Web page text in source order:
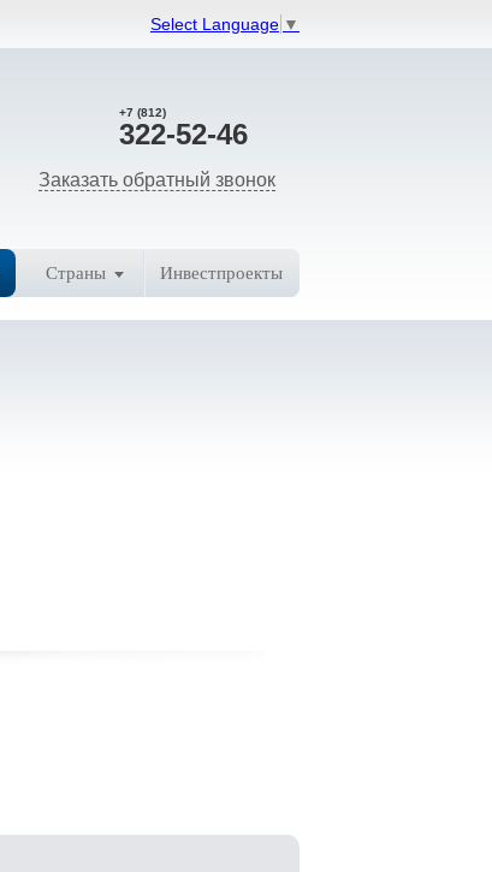
Select Language ▼
+7 (812)
322-52-46
Заказать обратный звонок
Страны Инвестпроекты